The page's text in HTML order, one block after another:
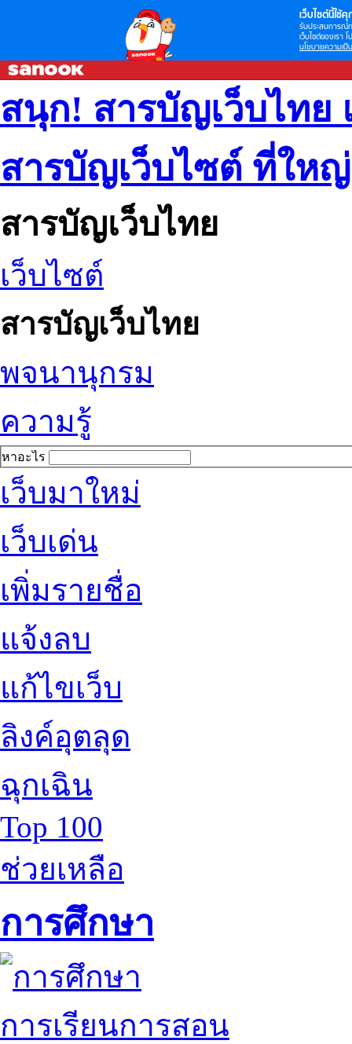
เว็บไซต์นี้ใช้คุ
รับประสบการณ์
เว็บไซต์ของเรา
นโยบายความเป็
สนุก! สารบัญเว็บไทย
สารบัญเว็บไซต์ ที่ให
สารบัญเว็บไทย
เว็บไซต์
สารบัญเว็บไทย
พจนานุกรม
ความรู้
หาอะไร
เว็บมาใหม่
เว็บเด่น
เพิ่มรายชื่อ
แจ้งลบ
แก้ไขเว็บ
ลิงค์อุตลุด
ฉุกเฉิน
Top 100
ช่วยเหลือ
การศึกษา
การเรียนการสอน